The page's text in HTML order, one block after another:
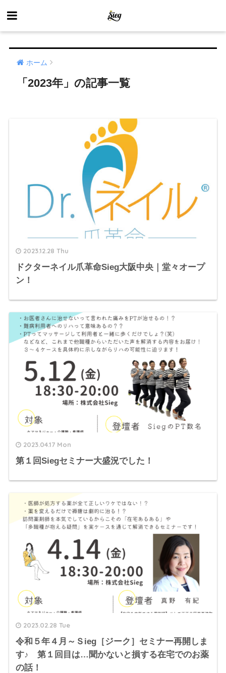
ホーム
「2023年」の記事一覧
2023.12.28 Thu
ドクターネイル爪革命Sieg大阪中央｜堂々オープ
ン！
2023.04.17 Mon
第１回Siegセミナー大盛況でした！
2023.02.28 Tue
令和５年４月～Ｓieg［ジーク］セミナー再開しま
す♪ 第１回目は…聞かないと損する在宅でのお薬
の話！